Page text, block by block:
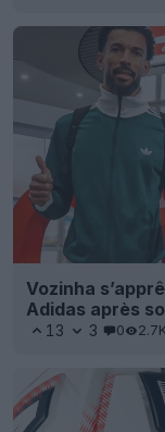
Vozinha
Adidas après
13 3 0